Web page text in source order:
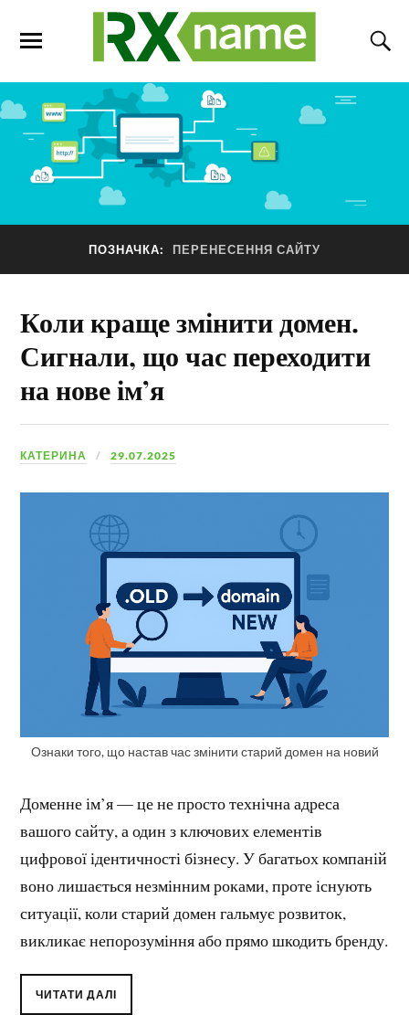
ПОЗНАЧКА: ПЕРЕНЕСЕННЯ САЙТУ
Коли краще змінити домен.
Сигнали, що час переходити
на нове ім’я
КАТЕРИНА 29.07.2025
Ознаки того, що настав час змінити старий домен на новий
Доменне ім’я — це не просто технічна адреса
вашого сайту, а один з ключових елементів
цифрової ідентичності бізнесу. У багатьох компаній
воно лишається незмінним роками, проте існують
ситуації, коли старий домен гальмує розвиток,
викликає непорозуміння або прямо шкодить бренду.
ЧИТАТИ ДАЛІ